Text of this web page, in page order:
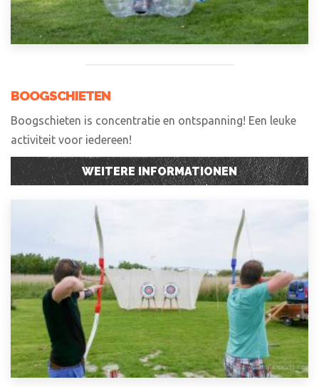
BOOGSCHIETEN
Boogschieten is concentratie en ontspanning! Een leuke
activiteit voor iedereen!
WEITERE INFORMATIONEN